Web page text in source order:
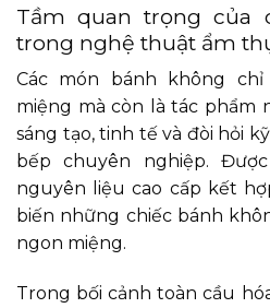
Tầm quan trọng của
trong nghệ thuật ẩm
Các món bánh không
miệng mà còn là tác phẩm
sáng tạo, tinh tế và đòi hỏi
bếp chuyên nghiệp.
nguyên liệu cao cấp kết
biến những chiếc bánh
ngon miệng.
Trong bối cảnh toàn cầu